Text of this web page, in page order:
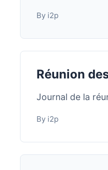
By i2p
Réunion
Journal de la
By i2p